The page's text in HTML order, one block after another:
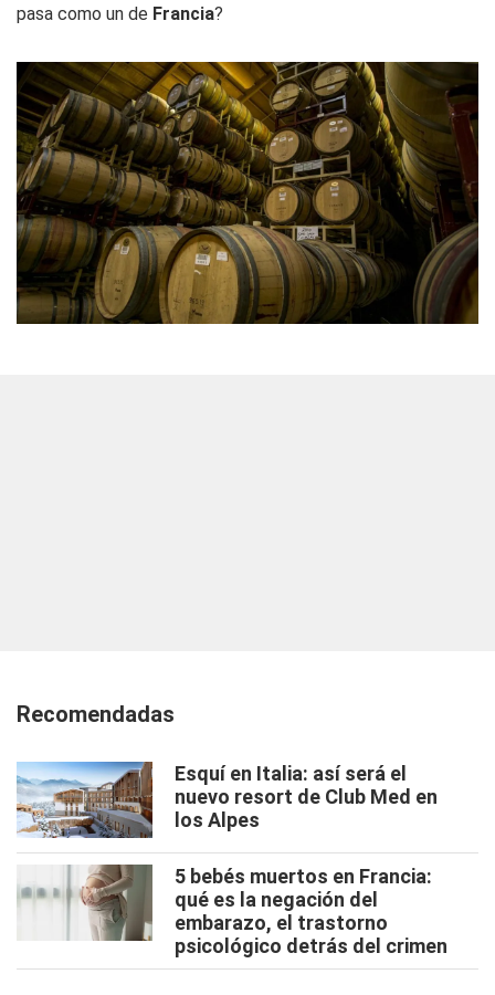
pasa como un de Francia?
Recomendadas
Esquí en Italia: así será el
nuevo resort de Club Med en
los Alpes
5 bebés muertos en Francia:
qué es la negación del
embarazo, el trastorno
psicológico detrás del crimen